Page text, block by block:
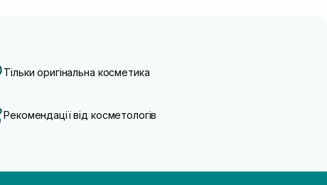
Тільки оригінальна косметика
Рекомендації від косметологів